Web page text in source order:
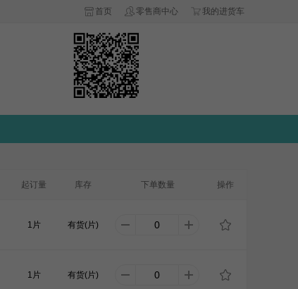
首页 零售商中心 我的进货车
起订量 库存 下单数量 操作
1片 有货(片)
1片 有货(片)